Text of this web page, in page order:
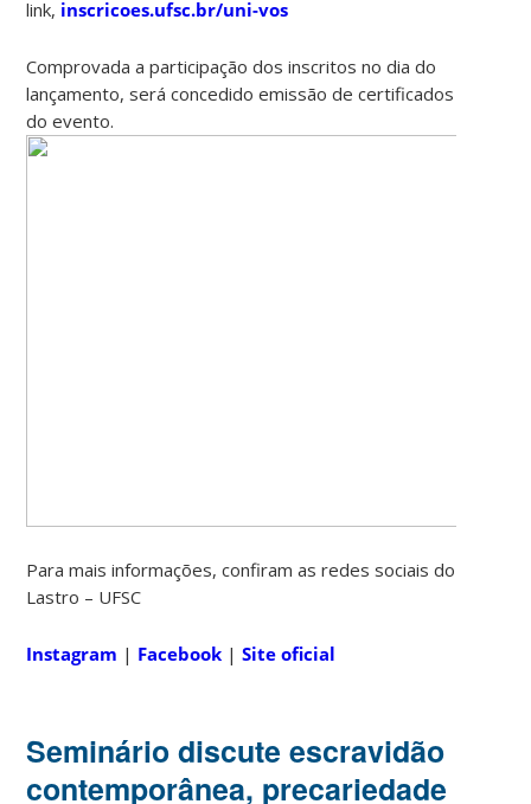
link, inscricoes.ufsc.br/uni-vos
Comprovada a participação dos inscritos no dia do
lançamento, será concedido emissão de certificados
do evento.
Para mais informações, confiram as redes sociais do
Lastro – UFSC
Instagram | Facebook |Site oficial
Seminário discute escravidão
contemporânea, precariedade